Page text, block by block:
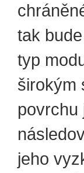
tak
typ
širokým
povrchu
jeho